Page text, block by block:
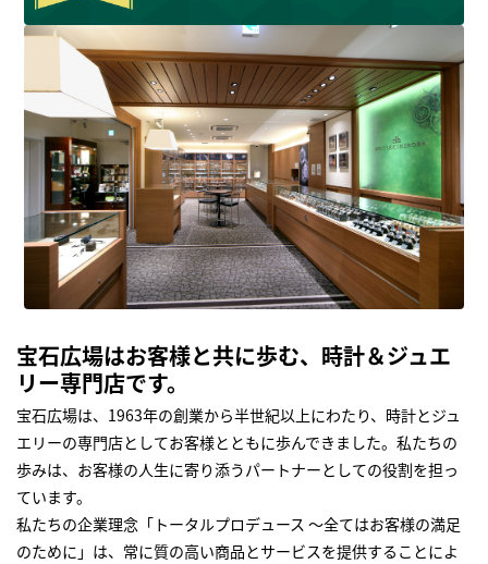
宝石広場はお客様と共に歩む、時計＆ジュエ
リー専門店です。
宝石広場は、1963年の創業から半世紀以上にわたり、時計とジュ
エリーの専門店としてお客様とともに歩んできました。私たちの
歩みは、お客様の人生に寄り添うパートナーとしての役割を担っ
ています。
私たちの企業理念「トータルプロデュース ～全てはお客様の満足
のために」は、常に質の高い商品とサービスを提供することによ